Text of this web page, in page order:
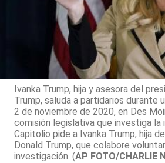
Ivanka Trump, hija y asesora del
Trump, saluda a partidarios durante
2 de noviembre de 2020, en Des
comisión legislativa que investiga la
Capitolio pide a Ivanka Trump, hija
Donald Trump, que colabore
investigación. (AP FOTO/CHARLIE